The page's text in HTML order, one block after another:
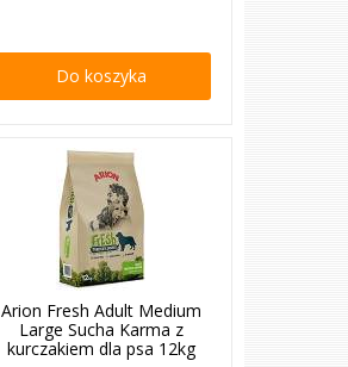
Do koszyka
Arion Fresh Adult Medium
Large Sucha Karma z
kurczakiem dla psa 12kg